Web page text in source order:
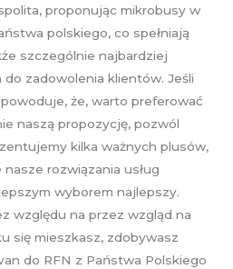
proponując mikrobusy w
polskiego, co spełniają
szczególnie najbardziej
zadowolenia klientów. Jeśli
że, warto preferować
naszą propozycję, pozwól
kilka ważnych plusów,
rozwiązania usług
wyborem najlepszy.
względu na przez wzgląd na
się mieszkasz, zdobywasz
do RFN z Państwa Polskiego